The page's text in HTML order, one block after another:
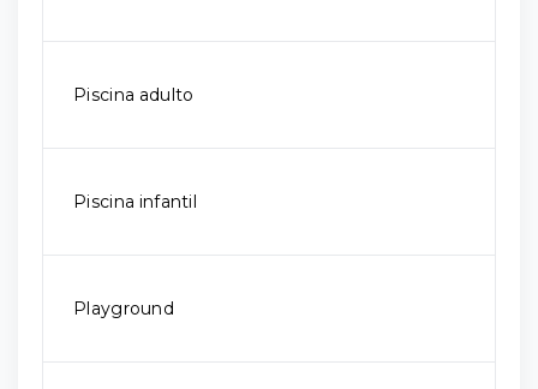
Piscina adulto
Piscina infantil
Playground